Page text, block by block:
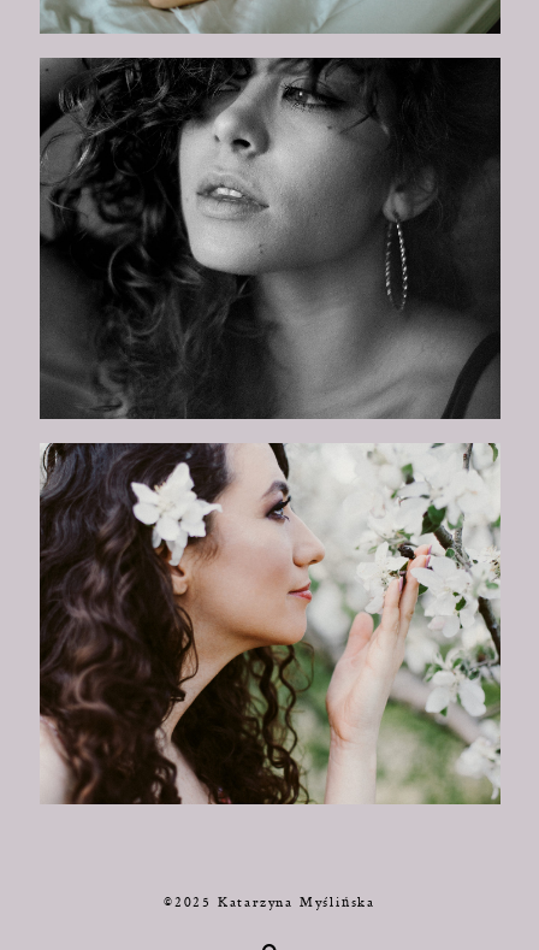
©2025 Katarzyna Myślińska